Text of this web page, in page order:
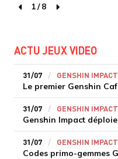
page précédente
1/8
page suivante
ACTU JEUX VIDEO
31/07 GENSHIN IMPACT
31/07 GENSHIN IMPACT
31/07 GENSHIN IMPACT